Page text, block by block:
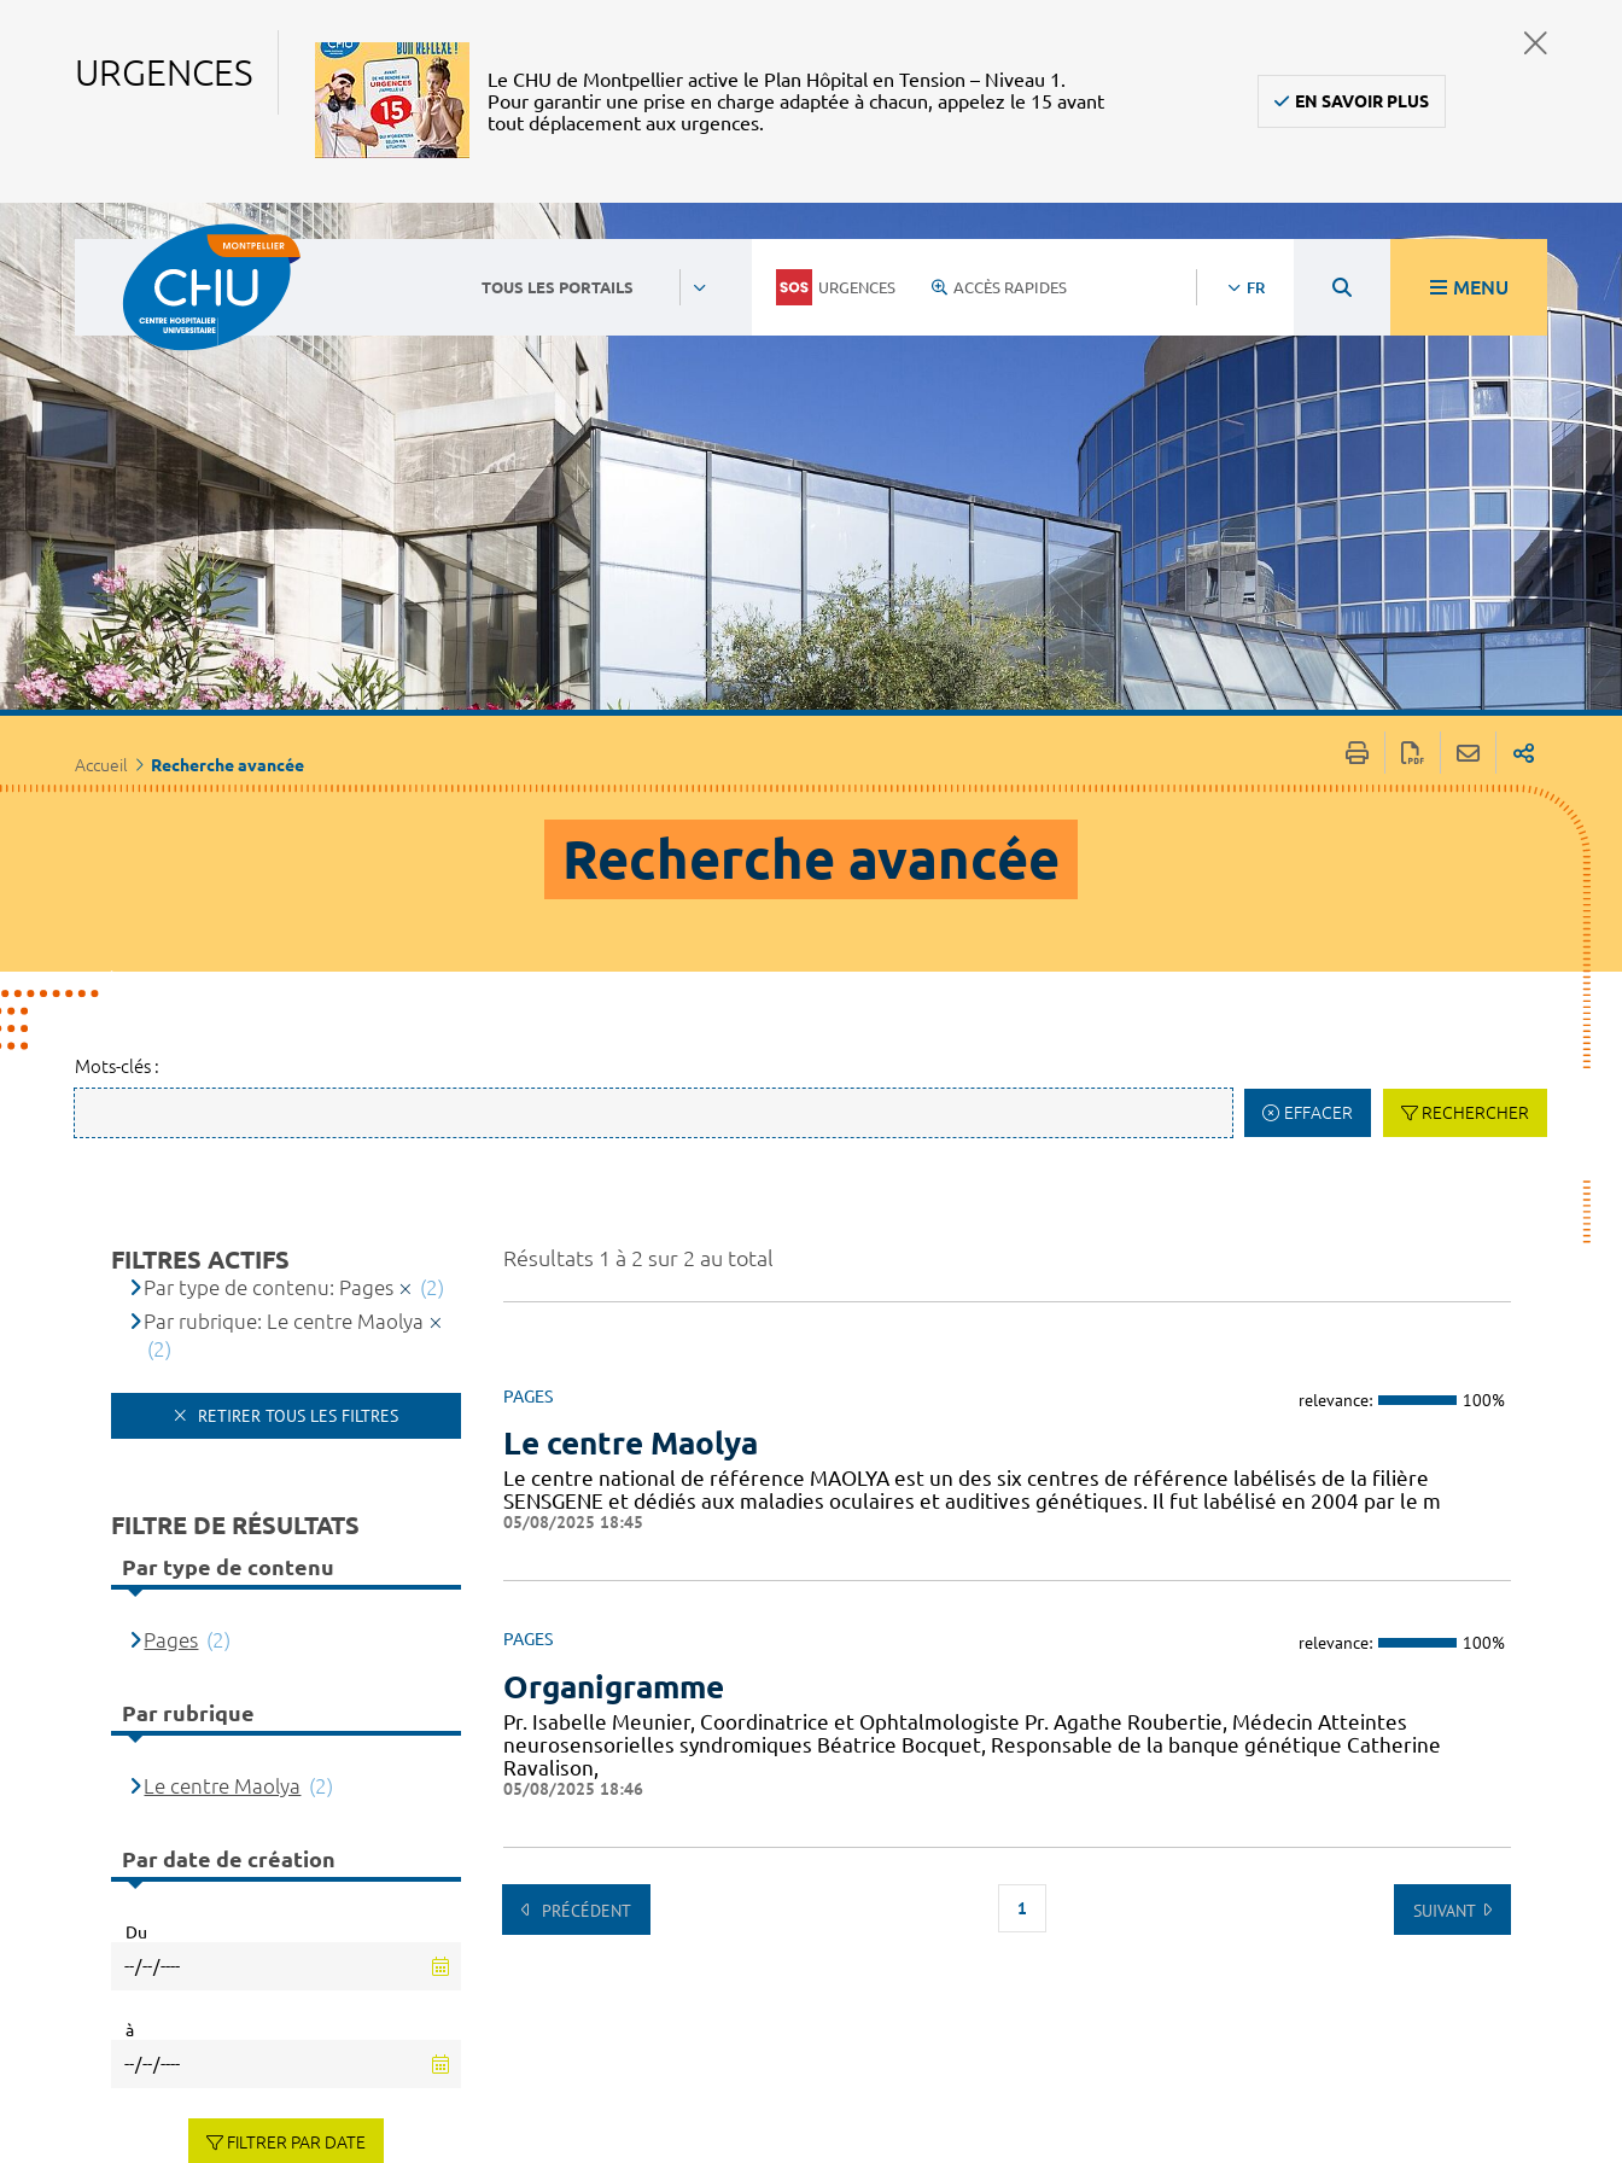
URGENCES
Le CHU de Montpellier active le Plan Hôpital en Tension – Niveau 1.
Pour garantir une prise en charge adaptée à chacun, appelez le 15 avant
tout déplacement aux urgences.
EN SAVOIR PLUS
TOUS LES PORTAILS URGENCES ACCÈS RAPIDES FR MENU
Accueil Recherche avancée
Recherche avancée
Mots-clés :
EFFACER RECHERCHER
Résultats 1 à 2 sur 2 au total
PAGES relevance: 100%
Le centre Maolya
Le centre national de référence MAOLYA est un des six centres de référence labélisés de la filière
SENSGENE et dédiés aux maladies oculaires et auditives génétiques. Il fut labélisé en 2004 par le m
05/08/2025 18:45
PAGES relevance: 100%
Organigramme
Pr. Isabelle Meunier, Coordinatrice et Ophtalmologiste Pr. Agathe Roubertie, Médecin Atteintes
neurosensorielles syndromiques Béatrice Bocquet, Responsable de la banque génétique Catherine
Ravalison,
05/08/2025 18:46
PRÉCÉDENT 1 SUIVANT
FILTRES ACTIFS
Par type de contenu: Pages
(2)
Par rubrique: Le centre Maolya
(2)
RETIRER TOUS LES FILTRES
FILTRE DE RÉSULTATS
Par type de contenu
Pages (2)
Par rubrique
Le centre Maolya (2)
Par date de création
Du
à
FILTRER PAR DATE